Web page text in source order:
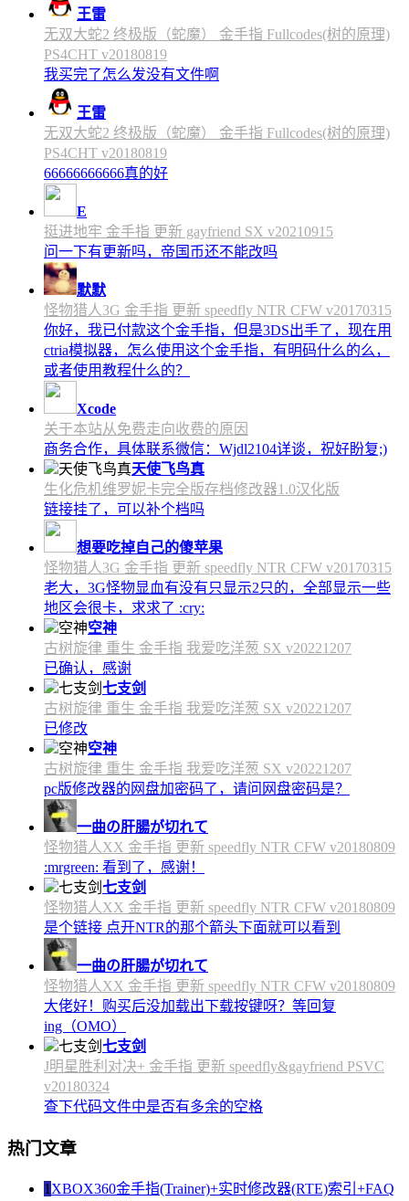
王雷
无双大蛇2 终极版（蛇魔） 金手指 Fullcodes(树的原理)
PS4CHT v20180819
我买完了怎么发没有文件啊
王雷
无双大蛇2 终极版（蛇魔） 金手指 Fullcodes(树的原理)
PS4CHT v20180819
66666666666真的好
E
挺进地牢 金手指 更新 gayfriend SX v20210915
问一下有更新吗，帝国币还不能改吗
默默
怪物猎人3G 金手指 更新 speedfly NTR CFW v20170315
你好，我已付款这个金手指，但是3DS出手了，现在用
ctria模拟器，怎么使用这个金手指，有明码什么的么，
或者使用教程什么的？
Xcode
关于本站从免费走向收费的原因
商务合作，具体联系微信：Wjdl2104详谈，祝好盼复;)
天使飞鸟真
生化危机维罗妮卡完全版存档修改器1.0汉化版
链接挂了，可以补个档吗
想要吃掉自己的傻苹果
怪物猎人3G 金手指 更新 speedfly NTR CFW v20170315
老大，3G怪物显血有没有只显示2只的，全部显示一些
地区会很卡，求求了 :cry:
空神
古树旋律 重生 金手指 我爱吃洋葱 SX v20221207
已确认，感谢
七支剑
古树旋律 重生 金手指 我爱吃洋葱 SX v20221207
已修改
空神
古树旋律 重生 金手指 我爱吃洋葱 SX v20221207
pc版修改器的网盘加密码了，请问网盘密码是？
一曲の肝腸が切れて
怪物猎人XX 金手指 更新 speedfly NTR CFW v20180809
:mrgreen: 看到了，感谢！
七支剑
怪物猎人XX 金手指 更新 speedfly NTR CFW v20180809
是个链接 点开NTR的那个箭头下面就可以看到
一曲の肝腸が切れて
怪物猎人XX 金手指 更新 speedfly NTR CFW v20180809
大佬好！购买后没加载出下载按键呀？等回复
ing（OMO）
七支剑
J明星胜利对决+ 金手指 更新 speedfly&gayfriend PSVC
v20180324
查下代码文件中是否有多余的空格
热门文章
1 XBOX360金手指(Trainer)+实时修改器(RTE)索引+FAQ